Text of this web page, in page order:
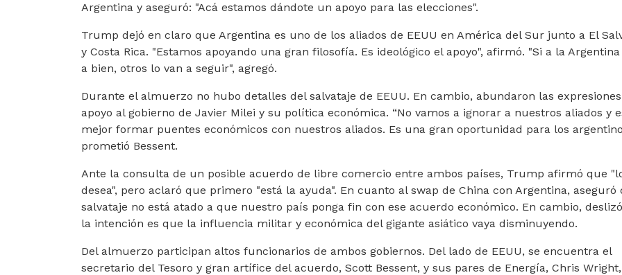
Argentina y aseguró: "Acá estamos dándote un apoyo para las elecciones".
Trump dejó en claro que Argentina es uno de los aliados de EEUU en América del Sur junto a El
y Costa Rica. "Estamos apoyando una gran filosofía. Es ideológico el apoyo", afirmó. "Si a la
a bien, otros lo van a seguir", agregó.
Durante el almuerzo no hubo detalles del salvataje de EEUU. En cambio, abundaron las
apoyo al gobierno de Javier Milei y su política económica. “No vamos a ignorar a nuestros aliados y
mejor formar puentes económicos con nuestros aliados. Es una gran oportunidad para los
prometió Bessent.
Ante la consulta de un posible acuerdo de libre comercio entre ambos países, Trump afirmó que
desea", pero aclaró que primero "está la ayuda". En cuanto al swap de China con Argentina, aseguró
salvataje no está atado a que nuestro país ponga fin con ese acuerdo económico. En cambio,
la intención es que la influencia militar y económica del gigante asiático vaya disminuyendo.
Del almuerzo participan altos funcionarios de ambos gobiernos. Del lado de EEUU, se encuentra el
secretario del Tesoro y gran artífice del acuerdo, Scott Bessent, y sus pares de Energía, Chris